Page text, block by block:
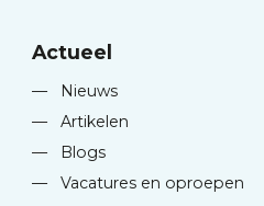
Actueel
—
Nieuws
—
Artikelen
—
Blogs
—
Vacatures en oproepen